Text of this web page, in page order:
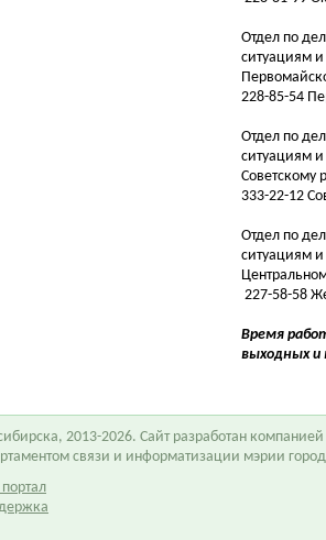
Отдел по
ситуациям
228-85-54
Отдел по
ситуациям
Советскому
333-22-12
Отдел по
ситуациям
227-58-58
Время
выходных и
2013-2026. Сайт разработан компанией
связи и информатизации мэрии